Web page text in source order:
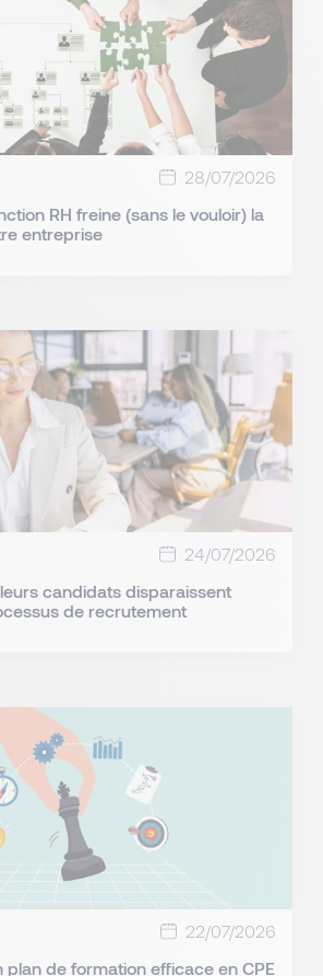
vos Options
28/07/2026
RH freine (sans le vouloir) la
entreprise
24/07/2026
candidats disparaissent
de recrutement
22/07/2026
plan de formation efficace en CPE